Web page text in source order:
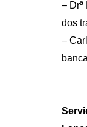
–
dos
–